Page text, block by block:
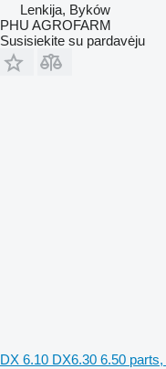
Lenkija, Byków
PHU AGROFARM
Susisiekite su pardavėju
DX 6.10 DX6.30 6.50